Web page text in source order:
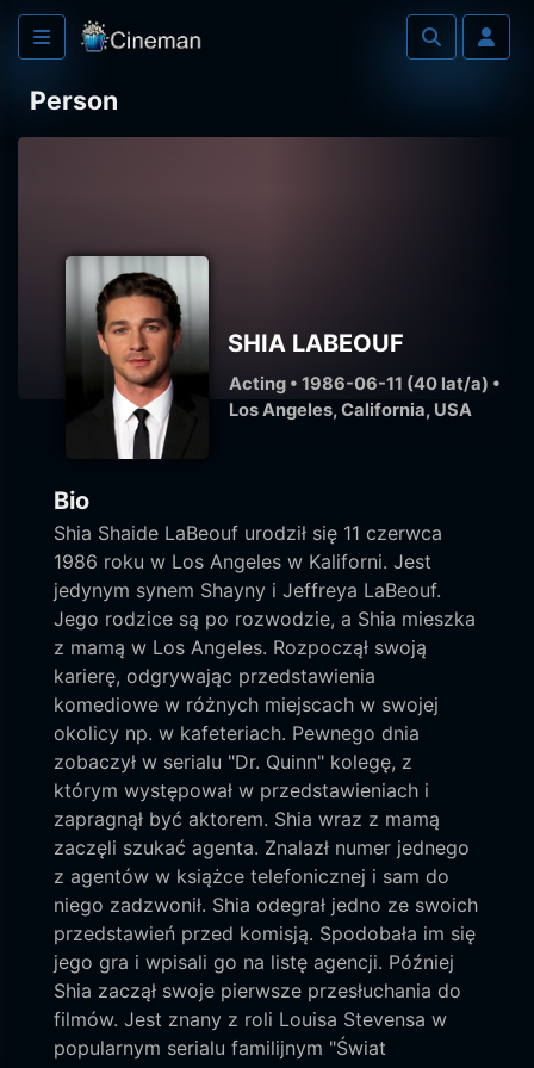
Person
SHIA LABEOUF
Acting • 1986-06-11 (40 lat/a) •
Los Angeles, California, USA
Bio
Shia Shaide LaBeouf urodził się 11 czerwca
1986 roku w Los Angeles w Kaliforni. Jest
jedynym synem Shayny i Jeffreya LaBeouf.
Jego rodzice są po rozwodzie, a Shia mieszka
z mamą w Los Angeles. Rozpoczął swoją
karierę, odgrywając przedstawienia
komediowe w różnych miejscach w swojej
okolicy np. w kafeteriach. Pewnego dnia
zobaczył w serialu "Dr. Quinn" kolegę, z
którym występował w przedstawieniach i
zapragnął być aktorem. Shia wraz z mamą
zaczęli szukać agenta. Znalazł numer jednego
z agentów w książce telefonicznej i sam do
niego zadzwonił. Shia odegrał jedno ze swoich
przedstawień przed komisją. Spodobała im się
jego gra i wpisali go na listę agencji. Później
Shia zaczął swoje pierwsze przesłuchania do
filmów. Jest znany z roli Louisa Stevensa w
popularnym serialu familijnym "Świat